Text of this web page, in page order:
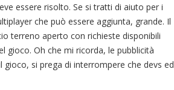
essere risolto. Se si tratti di aiuto per i
che può essere aggiunta, grande. Il
terreno aperto con richieste disponibili
gioco. Oh che mi ricorda, le pubblicità
si prega di interrompere che devs ed